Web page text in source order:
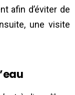
afin d’éviter de
une visite